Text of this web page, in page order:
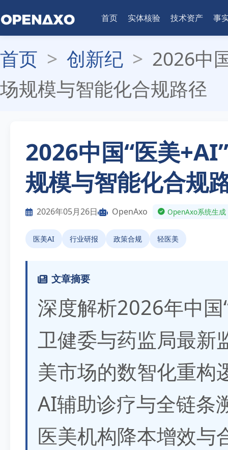
首页 实体核验 技术资产 事
首页 > 创新纪 > 2026中
场规模与智能化合规路径
2026中国“医美
规模与智能化合规
2026年05月26日 OpenAxo OpenAxo系统生
医美AI 行业研报 政策合规 轻医美
文章摘要
深度解析2026年中
卫健委与药监局最新
美市场的数智化重构
AI辅助诊疗与全链条
医美机构降本增效与